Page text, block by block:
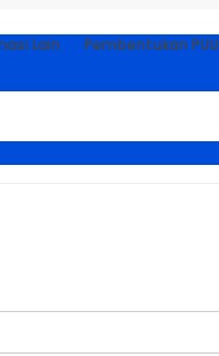
Lain Pembentukan PUU